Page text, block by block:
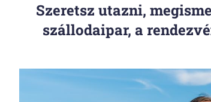
Szeretsz utazni,
szállodaipar, a